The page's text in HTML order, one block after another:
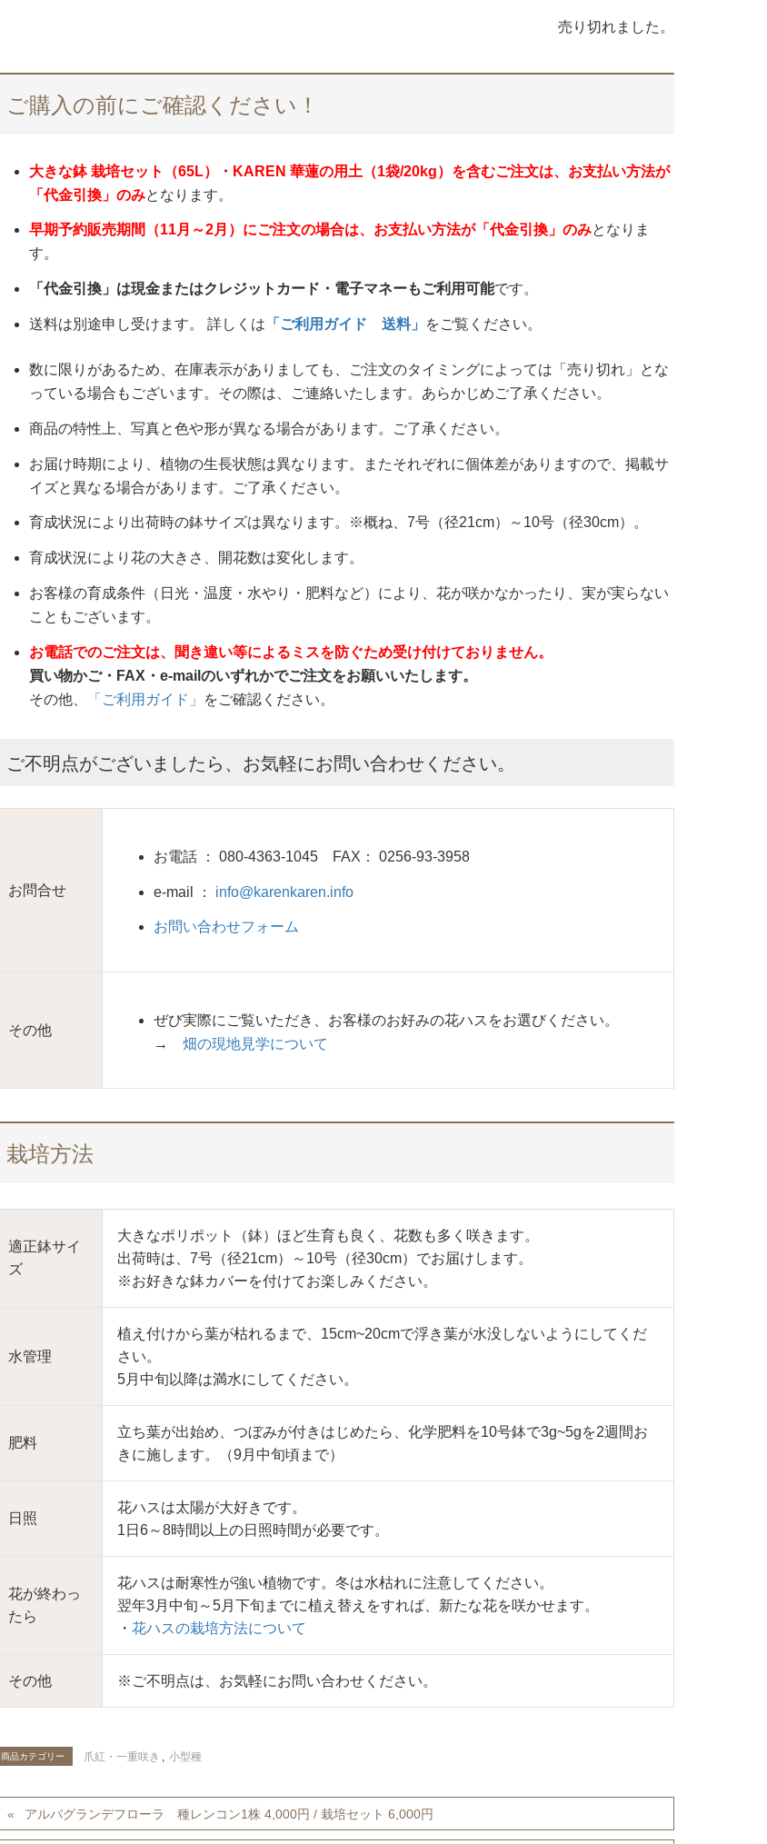
売り切れました。
ご購入の前にご確認ください！
大きな鉢 栽培セット（65L）・KAREN 華蓮の用土（1袋/20kg）を含むご注文は、お支払い方法が
「代金引換」のみとなります。
早期予約販売期間（11月～2月）にご注文の場合は、お支払い方法が「代金引換」のみとなりま
す。
「代金引換」は現金またはクレジットカード・電子マネーもご利用可能です。
送料は別途申し受けます。 詳しくは 「ご利用ガイド 送料」 をご覧ください。
数に限りがあるため、在庫表示がありましても、ご注文のタイミングによっては「売り切れ」とな
っている場合もございます。その際は、ご連絡いたします。あらかじめご了承ください。
商品の特性上、写真と色や形が異なる場合があります。ご了承ください。
お届け時期により、植物の生長状態は異なります。またそれぞれに個体差がありますので、掲載サ
イズと異なる場合があります。ご了承ください。
育成状況により出荷時の鉢サイズは異なります。※概ね、7号（径21cm）～10号（径30cm）。
育成状況により花の大きさ、開花数は変化します。
お客様の育成条件（日光・温度・水やり・肥料など）により、花が咲かなかったり、実が実らない
こともございます。
お電話でのご注文は、聞き違い等によるミスを防ぐため受け付けておりません。
買い物かご・FAX・e-mailのいずれかでご注文をお願いいたします。
その他、
「ご利用ガイド」 をご確認ください。
ご不明点がございましたら、お気軽にお問い合わせください。
お問合せ
お電話 ： 080-4363-1045 FAX： 0256-93-3958
e-mail ： info@karenkaren.info
お問い合わせフォーム
その他
ぜび実際にご覧いただき、お客様のお好みの花ハスをお選びください。
→ 畑の現地見学について
栽培方法
適正鉢サイ
ズ
大きなポリポット（鉢）ほど生育も良く、花数も多く咲きます。
出荷時は、7号（径21cm）～10号（径30cm）でお届けします。
※お好きな鉢カバーを付けてお楽しみください。
水管理
植え付けから葉が枯れるまで、15cm~20cmで浮き葉が水没しないようにしてくだ
さい。
5月中旬以降は満水にしてください。
肥料
立ち葉が出始め、つぼみが付きはじめたら、化学肥料を10号鉢で3g~5gを2週間お
きに施します。（9月中旬頃まで）
日照
花ハスは太陽が大好きです。
1日6～8時間以上の日照時間が必要です。
花が終わっ
たら
花ハスは耐寒性が強い植物です。冬は水枯れに注意してください。
翌年3月中旬～5月下旬までに植え替えをすれば、新たな花を咲かせます。
・ 花ハスの栽培方法について
その他 ※ご不明点は、お気軽にお問い合わせください。
商品カテゴリー 爪紅・一重咲き 小型種
アルバグランデフローラ 種レンコン1株 4,000円 / 栽培セット 6,000円